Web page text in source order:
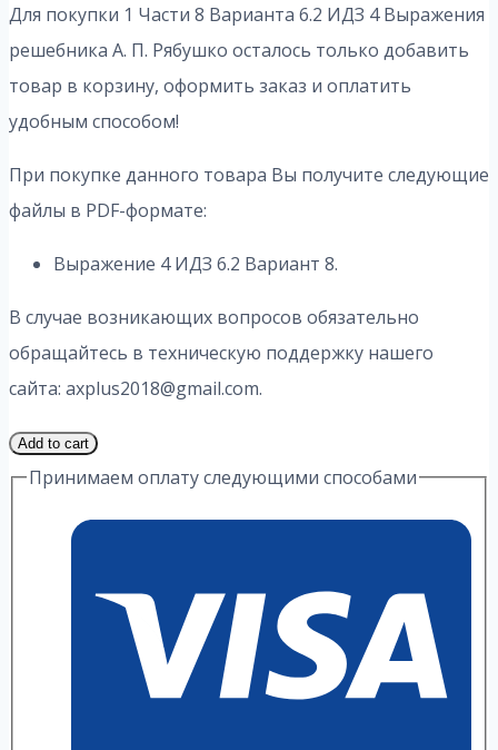
Для покупки 1 Части 8 Варианта 6.2 ИДЗ 4 Выражения
решебника А. П. Рябушко осталось только добавить
товар в корзину, оформить заказ и оплатить
удобным способом!
При покупке данного товара Вы получите следующие
файлы в PDF-формате:
Выражение 4 ИДЗ 6.2 Вариант 8.
В случае возникающих вопросов обязательно
обращайтесь в техническую поддержку нашего
сайта: axplus2018@gmail.com.
1
Часть
Add to cart
Принимаем оплату следующими способами